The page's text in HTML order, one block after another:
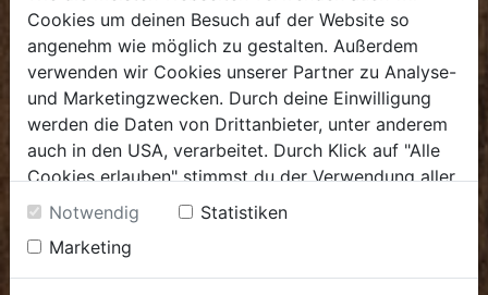
E.biofrischmarkt@biohof.at
+43 7272 4859 70
KULINARIUM
Öffnungszeiten
Mo - Fr: 8.00 - 14.30 Uhr
Sa: 8.00 - 13.30 Uhr
Cookies um deinen Besuch auf der Website so
angenehm wie möglich zu gestalten. Außerdem
verwenden wir Cookies unserer Partner zu Analyse-
und Marketingzwecken. Durch deine Einwilligung
werden die Daten von Drittanbieter, unter anderem
auch in den USA, verarbeitet. Durch Klick auf "Alle
Cookies erlauben" stimmst du der Verwendung aller
Cookies zu. Unter "Details anzeigen" findest du alle
Infos zu den unterschiedlichen Cookies, du kannst
auch entscheiden, welche Cookies du erlauben
möchtest.
Notwendig
Statistiken
Marketing